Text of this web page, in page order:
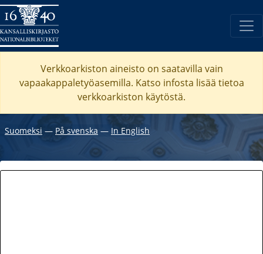
Verkkoarkiston aineisto on saatavilla vain
vapaakappaletyöasemilla. Katso infosta lisää tietoa
verkkoarkiston käytöstä.
Suomeksi ― På svenska ― In English